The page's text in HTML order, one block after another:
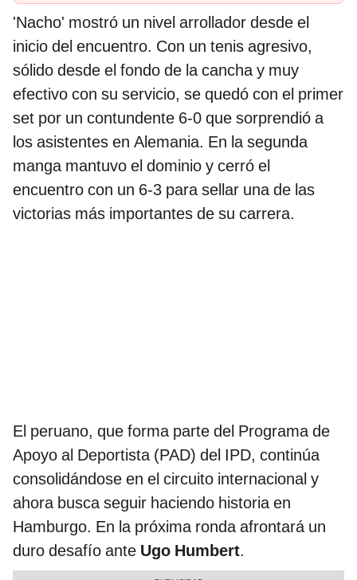
'Nacho' mostró un nivel arrollador desde el
inicio del encuentro. Con un tenis agresivo,
sólido desde el fondo de la cancha y muy
efectivo con su servicio, se quedó con el primer
set por un contundente 6-0 que sorprendió a
los asistentes en Alemania. En la segunda
manga mantuvo el dominio y cerró el
encuentro con un 6-3 para sellar una de las
victorias más importantes de su carrera.
El peruano, que forma parte del Programa de
Apoyo al Deportista (PAD) del IPD, continúa
consolidándose en el circuito internacional y
ahora busca seguir haciendo historia en
Hamburgo. En la próxima ronda afrontará un
duro desafío ante Ugo Humbert.